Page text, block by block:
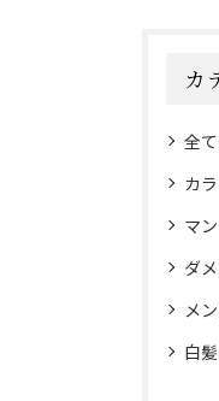
カ
全
カ
マ
ダ
メ
白